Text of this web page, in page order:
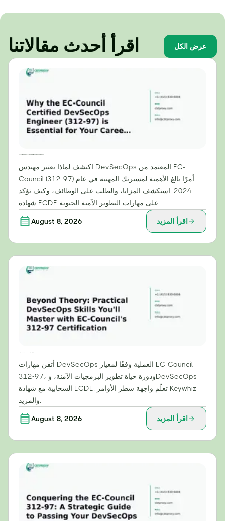
اقرأ أحدث مقالاتنا عرض الكل
اكتشف لماذا يعتبر مهندس DevSecOps المعتمد من EC-
Council (312-97) أمرًا بالغ الأهمية لمسيرتك المهنية في عام
2024. استكشف المزايا، والطلب على الوظائف، وكيف تؤكد
August 8, 2026 اقرأ المزيد
أتقن مهارات DevSecOps العملية وفقًا لمعيار EC-Council
312-97، ودورة حياة تطوير البرمجيات الآمنة، وDevSecOps
السحابية مع شهادة ECDE. تعلّم واجهة سطر الأوامر Keywhiz
August 8, 2026 اقرأ المزيد